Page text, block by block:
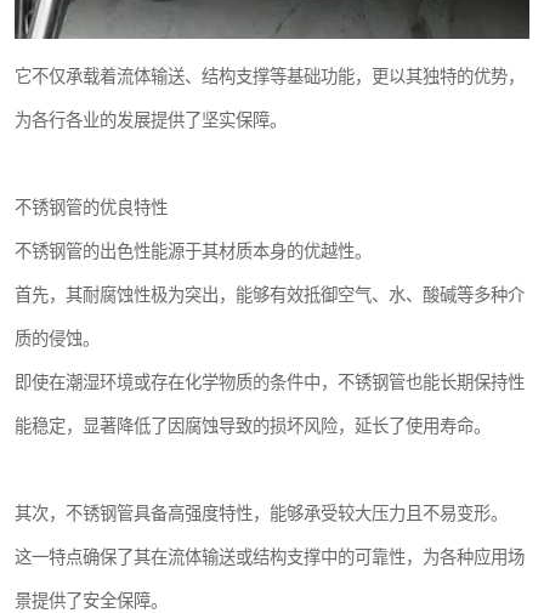
它不仅承载着流体输送、结构支撑等基础功能，更以其独特的优势，
为各行各业的发展提供了坚实保障。
不锈钢管的优良特性
不锈钢管的出色性能源于其材质本身的优越性。
首先，其耐腐蚀性极为突出，能够有效抵御空气、水、酸碱等多种介
质的侵蚀。
即使在潮湿环境或存在化学物质的条件中，不锈钢管也能长期保持性
能稳定，显著降低了因腐蚀导致的损坏风险，延长了使用寿命。
其次，不锈钢管具备高强度特性，能够承受较大压力且不易变形。
这一特点确保了其在流体输送或结构支撑中的可靠性，为各种应用场
景提供了安全保障。